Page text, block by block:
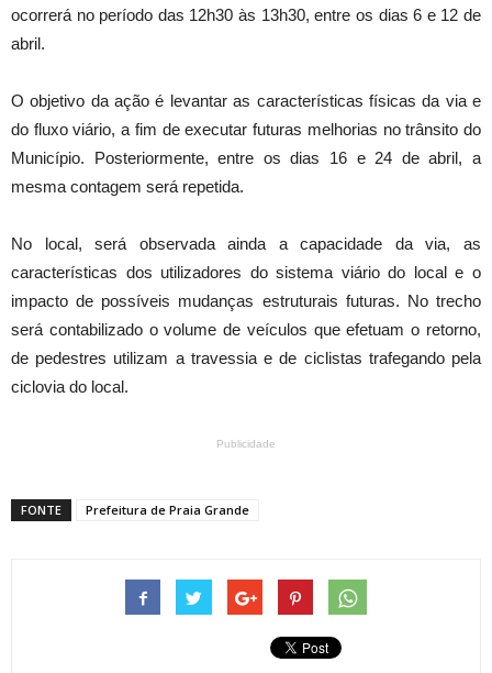
ocorrerá no período das 12h30 às 13h30, entre os dias 6 e 12 de
abril.
O objetivo da ação é levantar as características físicas da via e
do fluxo viário, a fim de executar futuras melhorias no trânsito do
Município. Posteriormente, entre os dias 16 e 24 de abril, a
mesma contagem será repetida.
No local, será observada ainda a capacidade da via, as
características dos utilizadores do sistema viário do local e o
impacto de possíveis mudanças estruturais futuras. No trecho
será contabilizado o volume de veículos que efetuam o retorno,
de pedestres utilizam a travessia e de ciclistas trafegando pela
ciclovia do local.
Publicidade
FONTE Prefeitura de Praia Grande